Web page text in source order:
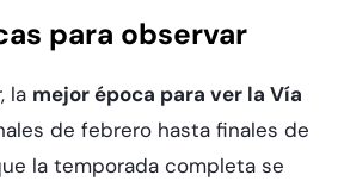
para observar
la mejor época para ver la Vía
de febrero hasta finales de
la temporada completa se